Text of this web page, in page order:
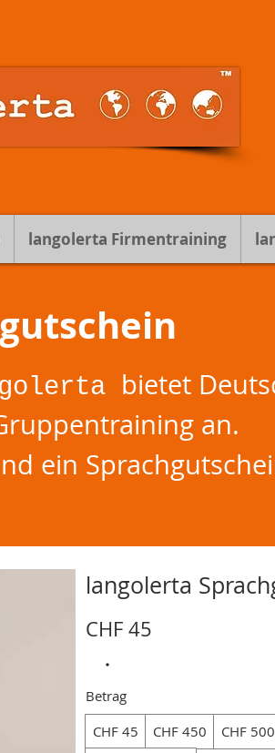
langolerta Firmentraining
bietet
an.
ein
langolerta
CHF 45
Betrag
CHF 45
CHF 450 CHF 500